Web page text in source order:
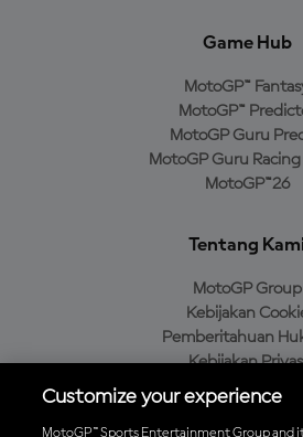
Game Hub
MotoGP™
MotoGP™
MotoGP Guru
MotoGP Guru
MotoGP™26
Tentang
MotoGP Group
Kebijakan
Pemberitahuan
Kebijakan
Kebijakan
Customize your experience
MotoGP™ Sports Entertainment Group and